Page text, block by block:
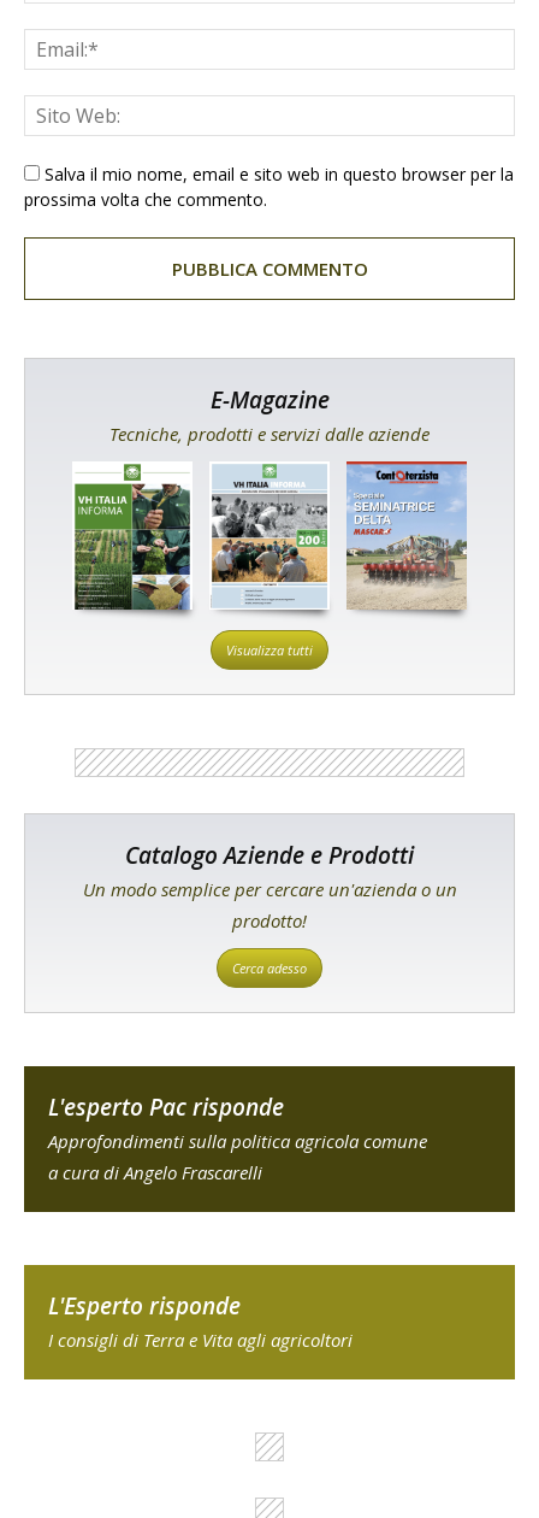
Salva il mio nome, email e sito web in questo browser per la
prossima volta che commento.
E-Magazine
Tecniche, prodotti e servizi dalle aziende
Visualizza tutti
Catalogo Aziende e Prodotti
Un modo semplice per cercare un'azienda o un
prodotto!
Cerca adesso
L'esperto Pac risponde
Approfondimenti sulla politica agricola comune
a cura di Angelo Frascarelli
L'Esperto risponde
I consigli di Terra e Vita agli agricoltori